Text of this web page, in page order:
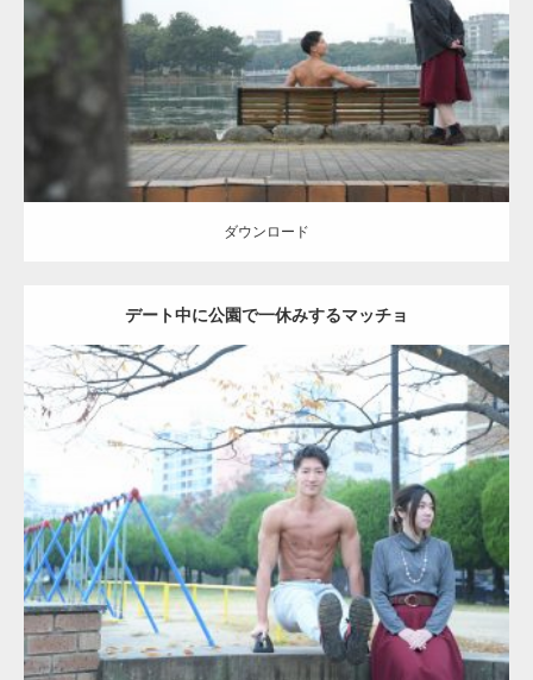
公園のマッチョ AKIHITO(細マッチョ) 背中
ダウンロード
ダウンロード
デート中に公園で一休みするマッチョ
Update:2021.07.6
Category:公園のマッチョ その他 AKIHITO(細マッチョ) 腹筋
ダウンロード